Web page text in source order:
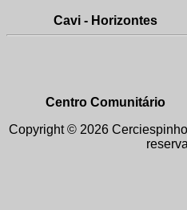
Cavi - Horizontes
Centro Comunitário
Copyright © 2026